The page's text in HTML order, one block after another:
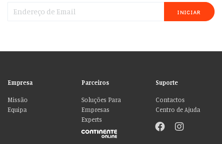
INICIAR
Empresa
Missão
Equipa
Parceiros
Soluções Para
Empresas
Experts
Suporte
Contactos
Centro de Ajuda